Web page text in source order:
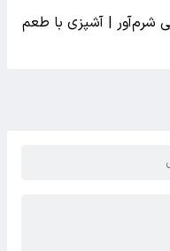
شرم‌آور | آشپزی با طعم